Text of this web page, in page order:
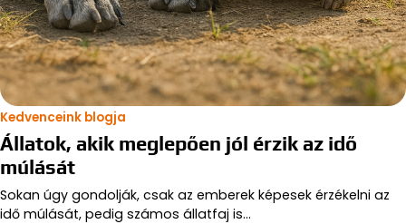
Kedvenceink blogja
Állatok, akik meglepően jól érzik az idő
múlását
Sokan úgy gondolják, csak az emberek képesek érzékelni az
idő múlását, pedig számos állatfaj is…